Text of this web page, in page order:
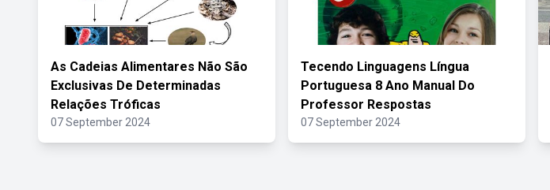
As Cadeias Alimentares Não São
Exclusivas De Determinadas
Relações Tróficas
07 September 2024
Tecendo Linguagens Língua
Portuguesa 8 Ano Manual Do
Professor Respostas
07 September 2024